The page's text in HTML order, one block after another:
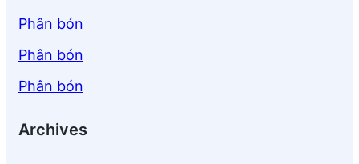
Phân bón
Phân bón
Phân bón
Archives